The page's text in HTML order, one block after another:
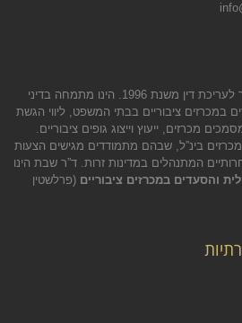
ד”ר אורן שבת, עו”ד הינו מוסמך לעריכת דין משנת 1996. הינו מתמחה בדיני
במכרזים ציבוריים בבתי המשפט, ליווי הגשת
מכרזים, ייעוץ וייצוג גופים ציבוריים.
בינ”ל, שבהם מתמודדים מגישים הצעות
המתנהלים במדינות זרות. ד”ר שבת הינו
והסעדים במכרזים ציבוריים (פרלשטין